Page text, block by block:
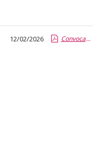
12/02/2026 Convocatoria Beca Santander Excelencia 360º 2026.pdf.pdf